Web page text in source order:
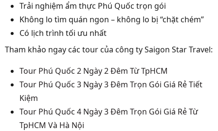
Trải nghiệm ẩm thực Phú Quốc trọn gói
Không lo tìm quán ngon – không lo bị “chặt chém”
Có lịch trình tối ưu nhất
Tham khảo ngay các tour của công ty Saigon Star Travel:
Tour Phú Quốc 2 Ngày 2 Đêm Từ TpHCM
Tour Phú Quốc 3 Ngày 3 Đêm Trọn Gói Giá Rẻ Tiết
Kiệm
Tour Phú Quốc 4 Ngày 3 Đêm Trọn Gói Giá Rẻ Từ
TpHCM Và Hà Nội